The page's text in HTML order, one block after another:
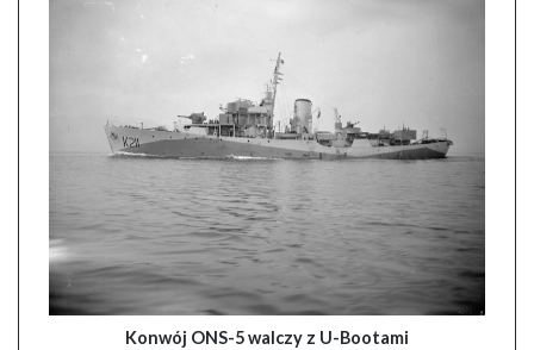
Konwój ONS-5 walczy z U-Bootami